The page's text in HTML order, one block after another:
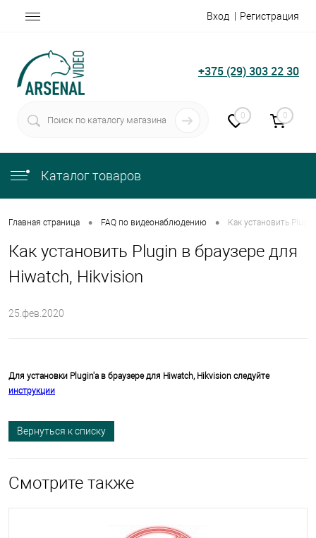
Вход Регистрация
+375 (29) 303 22 30
0 0
Каталог товаров
Главная страница • FAQ по видеонаблюдению • Как установить
Как установить Plugin в браузере для
Hiwatch, Hikvision
25.фев.2020
Для установки Plugin'a в браузере для Hiwatch, Hikvision следуйте
инструкции
Вернуться к списку
Смотрите также